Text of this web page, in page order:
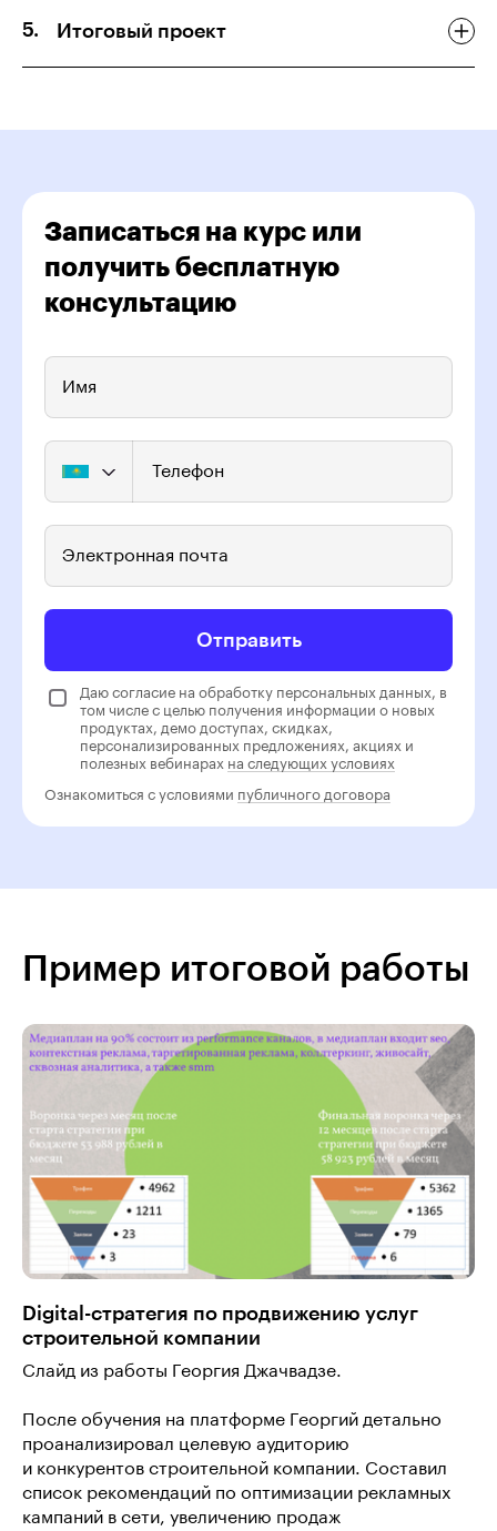
Итоговый проект
Записаться на курс или
получить бесплатную
консультацию
Имя
Телефон
Электронная почта
Отправить
Даю согласие на обработку персональных данных, в
том числе с целью получения информации о новых
продуктах, демо доступах, скидках,
персонализированных предложениях, акциях и
полезных вебинарах на следующих условиях
Ознакомиться с условиями публичного договора
Пример итоговой работы
Digital-стратегия по продвижению услуг
строительной компании
Слайд из работы Георгия Джачвадзе.
После обучения на платформе Георгий детально
проанализировал целевую аудиторию
и конкурентов строительной компании. Составил
список рекомендаций по оптимизации рекламных
кампаний в сети, увеличению продаж